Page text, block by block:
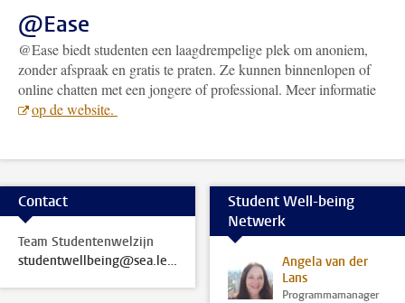
@Ease
@Ease biedt studenten een laagdrempelige plek om anoniem,
zonder afspraak en gratis te praten. Ze kunnen binnenlopen of
online chatten met een jongere of professional. Meer informatie
op de website.
Contact
Team Studentenwelzijn
studentwellbeing@sea.leidenuniv.nl
Student Well-being
Netwerk
Angela van der
Lans
Programmamanager